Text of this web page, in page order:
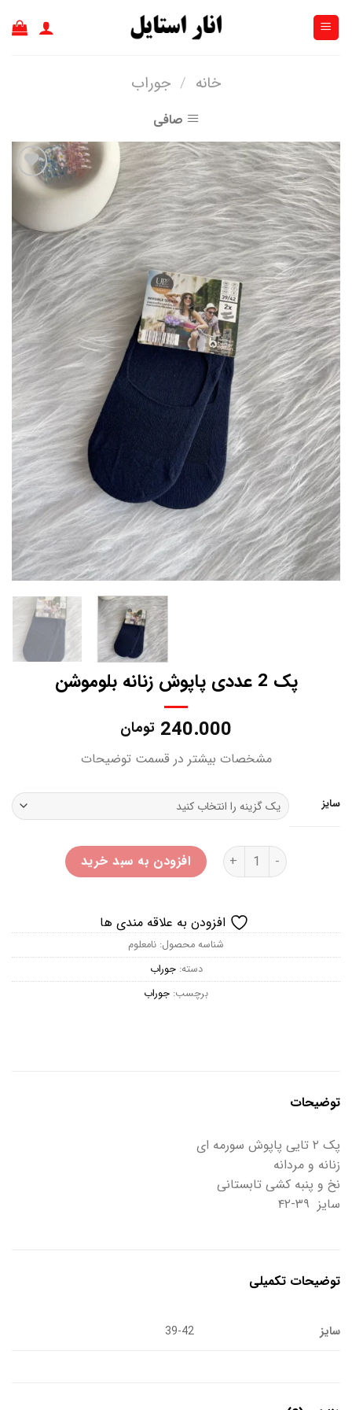
خانه / جوراب
صافی
افزودن
به
علاقه
مندی
ها
پک 2 عددی پاپوش زنانه بلوموشن
240.000 تومان
مشخصات بیشتر در قسمت توضیحات
سایز
پک 2 عددی پاپوش زنانه بلوموشن عدد افزودن به سبد خرید
افزودن به علاقه مندی ها
شناسه محصول: نامعلوم
دسته:جوراب
برچسب: جوراب
توضیحات
پک ۲ تایی پاپوش سورمه ای
زنانه و‌ مردانه
نخ و پنبه کشی تابستانی
سایز ۳۹-۴۲
توضیحات تکمیلی
سایز 39-42